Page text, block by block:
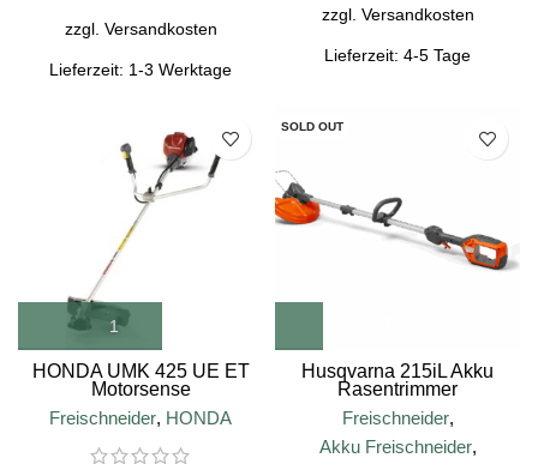
zzgl. Versandkosten
Lieferzeit: 1-3 Werktage
zzgl. Versandkosten
Lieferzeit: 4-5 Tage
HONDA UMK 425 UE ET
Motorsense
Freischneider, HONDA
SOLD OUT
Husqvarna 215iL Akku
Rasentrimmer
Freischneider,
Akku Freischneider,